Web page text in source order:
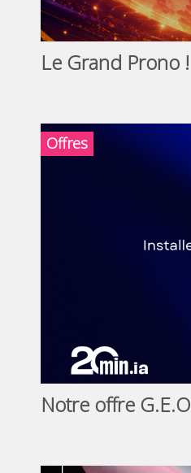
Le Grand Prono !
Offres
Notre offre G.E.O